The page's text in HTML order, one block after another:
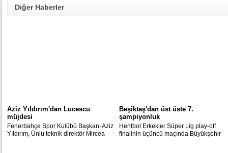
Diğer Haberler
Aziz Yıldırım'dan Lucescu
müjdesi
Fenerbahçe Spor Kulübü Başkanı Aziz
Yıldırım, Ünlü teknik direktör Mircea
Beşiktaş'dan üst üste 7.
şampiyonluk
Hentbol Erkekler Süper Lig play-off
finalinin üçüncü maçında Büyükşehir